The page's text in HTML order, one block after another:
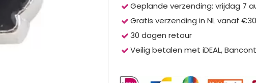
Geplande verzending: vrijdag 7
Gratis verzending in NL vanaf
30 dagen retour
Veilig betalen met iDEAL,